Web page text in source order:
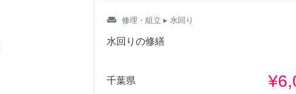
weekend 修理・組立 ▸ 水回り
水回りの修繕
千葉県